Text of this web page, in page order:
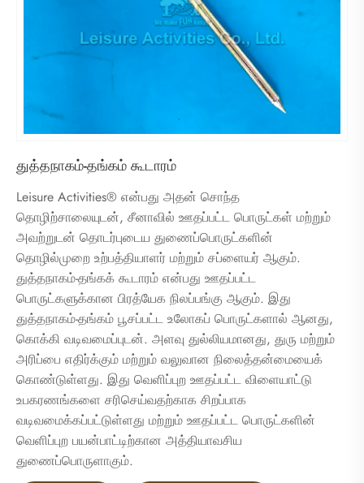
துத்தநாகம்-தங்கம் கூடாரம்
Leisure Activities® என்பது அதன் சொந்த
தொழிற்சாலையுடன், சீனாவில் ஊதப்பட்ட பொருட்கள் மற்றும்
அவற்றுடன் தொடர்புடைய துணைப்பொருட்களின்
தொழில்முறை உற்பத்தியாளர் மற்றும் சப்ளையர் ஆகும்.
துத்தநாகம்-தங்கக் கூடாரம் என்பது ஊதப்பட்ட
பொருட்களுக்கான பிரத்யேக நிலப்பங்கு ஆகும். இது
துத்தநாகம்-தங்கம் பூசப்பட்ட உலோகப் பொருட்களால் ஆனது,
கொக்கி வடிவமைப்புடன். அளவு துல்லியமானது, துரு மற்றும்
அரிப்பை எதிர்க்கும் மற்றும் வலுவான நிலைத்தன்மையைக்
கொண்டுள்ளது. இது வெளிப்புற ஊதப்பட்ட விளையாட்டு
உபகரணங்களை சரிசெய்வதற்காக சிறப்பாக
வடிவமைக்கப்பட்டுள்ளது மற்றும் ஊதப்பட்ட பொருட்களின்
வெளிப்புற பயன்பாட்டிற்கான அத்தியாவசிய
துணைப்பொருளாகும்.